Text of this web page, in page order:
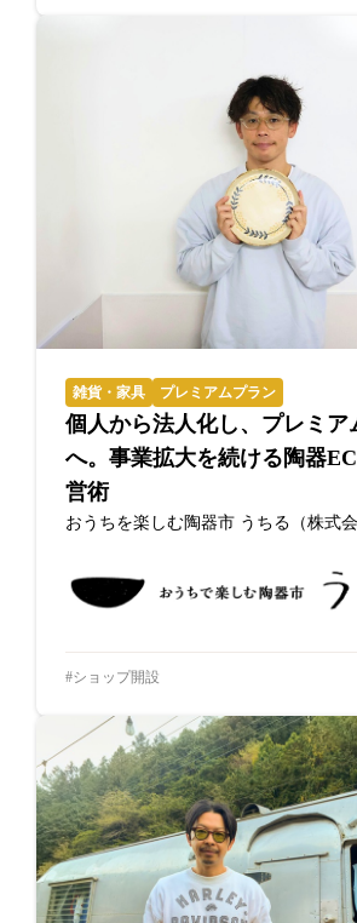
雑貨・家具 プレミアムプラン
個人から法人化し、プレミア
へ。事業拡大を続ける陶器
営術
おうちを楽しむ陶器市 うちる（株式
ショップ開設